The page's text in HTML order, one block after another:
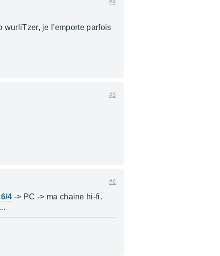
#4
wurliTzer, je l'emporte parfois
#5
#6
4 -> PC -> ma chaine hi-fi.